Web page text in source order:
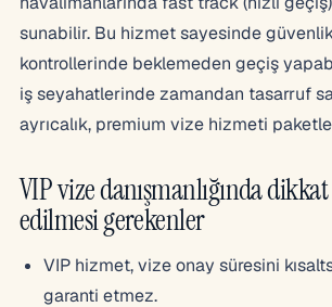
sunabilir. Bu hizmet sayesinde
kontrollerinde beklemeden geçiş
iş seyahatlerinde zamandan tasarruf
ayrıcalık, premium vize hizmeti
VIP vize danışmanlığında dikkat
edilmesi gerekenler
VIP hizmet, vize onay süresini
garanti etmez.